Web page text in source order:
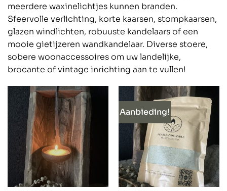
meerdere waxinelichtjes kunnen branden.
Sfeervolle verlichting, korte kaarsen, stompkaarsen,
glazen windlichten, robuuste kandelaars of een
mooie gietijzeren wandkandelaar. Diverse stoere,
sobere woonaccessoires om uw landelijke,
brocante of vintage inrichting aan te vullen!
Aanbieding!